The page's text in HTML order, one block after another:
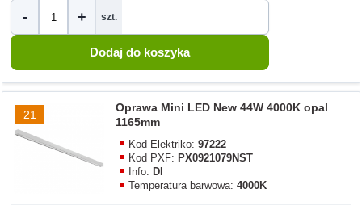
- + szt.
21
Oprawa Mini LED New 44W 4000K opal
1165mm
Kod Elektriko:97222
Kod PXF: PX0921079NST
Info: DI
Temperatura barwowa:4000K